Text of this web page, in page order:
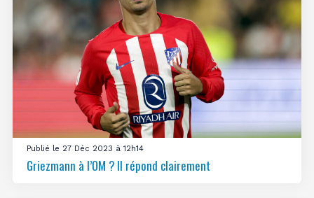
Publié le 27 Déc 2023 à 12h14
Griezmann à l’OM ? Il répond clairement